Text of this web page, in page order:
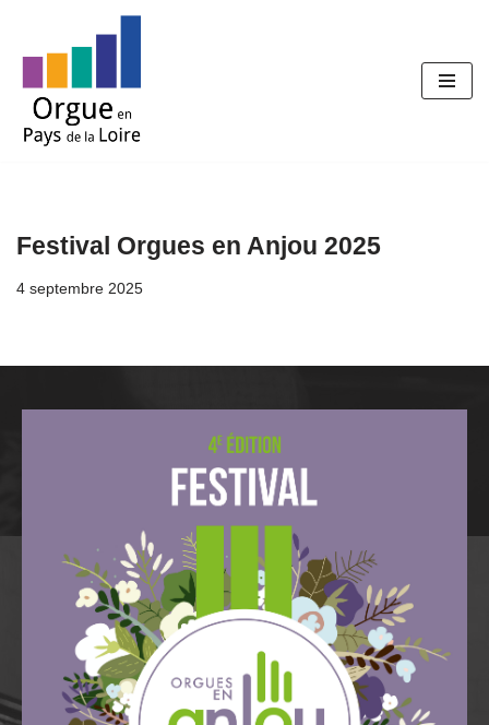
Aller
au
contenu
Festival Orgues en Anjou 2025
4 septembre 2025